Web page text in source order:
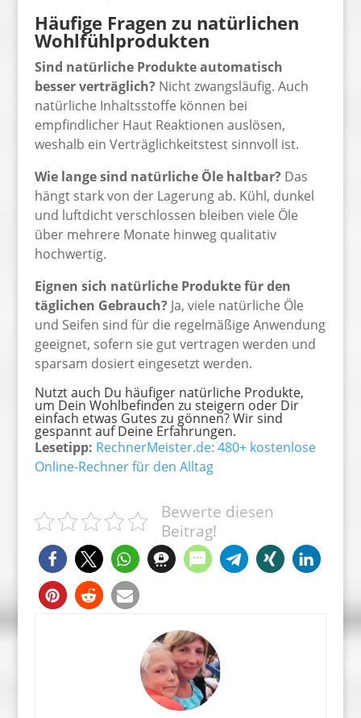
Häufige Fragen zu natürlichen
Wohlfühlprodukten
Sind natürliche Produkte automatisch
besser verträglich?Nicht zwangsläufig. Auch
natürliche Inhaltsstoffe können bei
empfindlicher Haut Reaktionen auslösen,
weshalb ein Verträglichkeitstest sinnvoll ist.
Wie lange sind natürliche Öle haltbar?Das
hängt stark von der Lagerung ab. Kühl, dunkel
und luftdicht verschlossen bleiben viele Öle
über mehrere Monate hinweg qualitativ
hochwertig.
Eignen sich natürliche Produkte für den
täglichen Gebrauch?Ja, viele natürliche Öle
und Seifen sind für die regelmäßige Anwendung
geeignet, sofern sie gut vertragen werden und
sparsam dosiert eingesetzt werden.
Nutzt auch Du häufiger natürliche Produkte,
um Dein Wohlbefinden zu steigern oder Dir
einfach etwas Gutes zu gönnen? Wir sind
gespannt auf Deine Erfahrungen.
Lesetipp: RechnerMeister.de: 480+ kostenlose
Online-Rechner für den Alltag
Bewerte diesen
Beitrag!